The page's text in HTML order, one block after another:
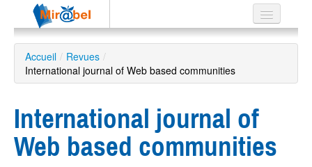
Le réseau
Soutien
Accueil / Revues /
International journal of Web based communities
International journal of
Web based communities